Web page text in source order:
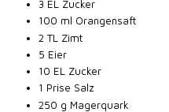
3 EL Zucker
100 ml Orangensaft
2 TL Zimt
5 Eier
10 EL Zucker
1 Prise Salz
250 g Magerquark